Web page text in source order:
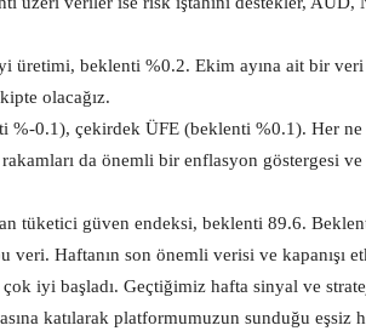
üretimi, beklenti %0.2. Ekim ayına ait bir
olacağız.
%-0.1), çekirdek ÜFE (beklenti %0.1). Her ne
da önemli bir enflasyon göstergesi
tüketici güven endeksi, beklenti 89.6.
veri. Haftanın son önemli verisi ve kapanışı
çok iyi başladı. Geçtiğimiz hafta sinyal ve
katılarak platformumuzun sunduğu eşsiz